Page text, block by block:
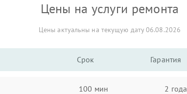
Цены на услуги ремонта
Цены актуальны на текущую дату 06.08.2026
Срок Гарантия
100 мин 2 года